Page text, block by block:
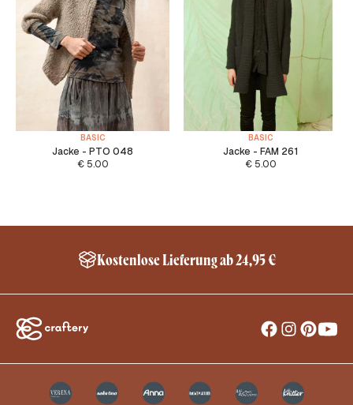
BASIC
Jacke - PTO 048
€5.00
BASIC
Jacke - FAM 261
€5.00
Schneller Versand innerhalb Deutschland*